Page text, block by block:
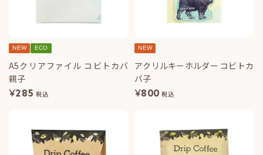
NEW ECO
A5クリアファイル コビトカバ
親子
¥285 税込
NEW
アクリルキーホルダー コビトカ
バ子
¥800 税込